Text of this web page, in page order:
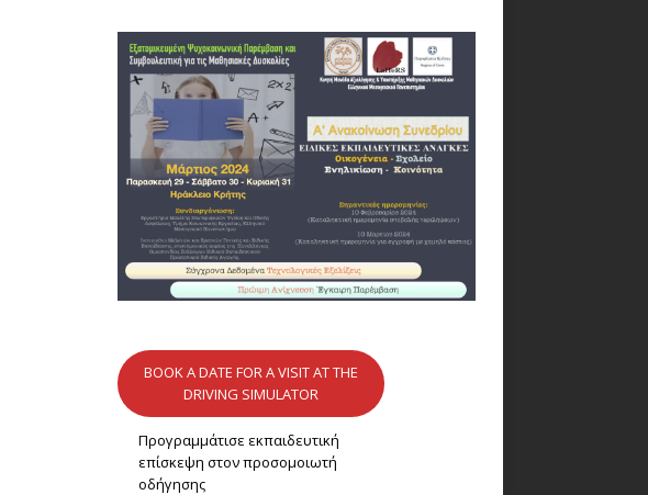
BOOK A DATE FOR A VISIT AT THE
DRIVING SIMULATOR
Προγραμμάτισε εκπαιδευτική
επίσκεψη στον προσομοιωτή
οδήγησης